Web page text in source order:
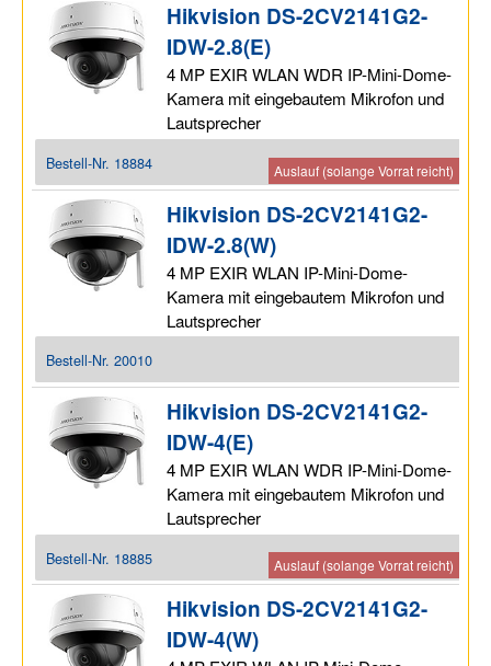
Auslauf (solange Vorrat reicht)
Hikvision DS-2CV2141G2-
IDW-2.8(E)
4 MP EXIR WLAN WDR IP-Mini-Dome-
Kamera mit eingebautem Mikrofon und
Lautsprecher
Bestell-Nr. 18884
Hikvision DS-2CV2141G2-
IDW-2.8(W)
4 MP EXIR WLAN IP-Mini-Dome-
Kamera mit eingebautem Mikrofon und
Lautsprecher
Bestell-Nr.20010
Auslauf (solange Vorrat reicht)
Hikvision DS-2CV2141G2-
IDW-4(E)
4 MP EXIR WLAN WDR IP-Mini-Dome-
Kamera mit eingebautem Mikrofon und
Lautsprecher
Bestell-Nr. 18885
Hikvision DS-2CV2141G2-
IDW-4(W)